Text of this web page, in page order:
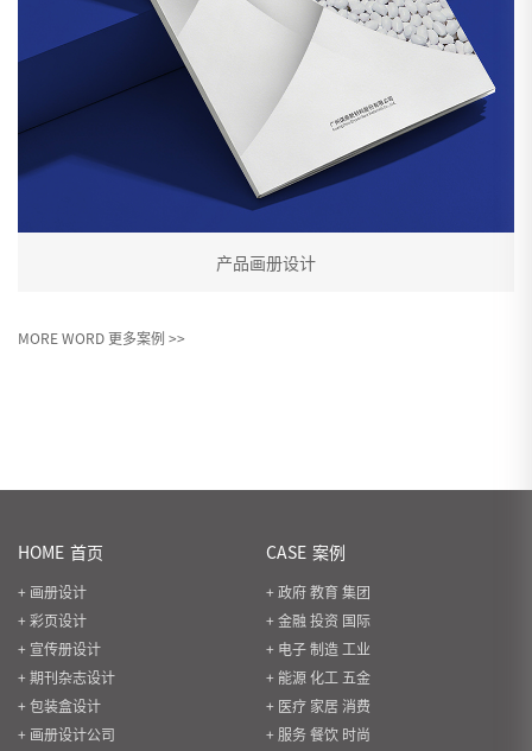
产品画册设计
MORE WORD 更多案例 >>
HOME 首页
+ 画册设计
+ 彩页设计
+ 宣传册设计
+ 期刊杂志设计
+ 包装盒设计
+ 画册设计公司
CASE 案例
+ 政府 教育 集团
+ 金融 投资 国际
+ 电子 制造 工业
+ 能源 化工 五金
+ 医疗 家居 消费
+ 服务 餐饮 时尚